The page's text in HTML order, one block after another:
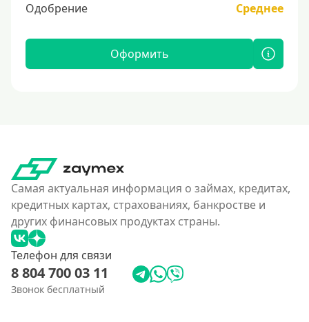
Одобрение
Среднее
Оформить
Самая актуальная информация о займах, кредитах,
кредитных картах, страхованиях, банкростве и
других финансовых продуктах страны.
Телефон для связи
8 804 700 03 11
Звонок бесплатный